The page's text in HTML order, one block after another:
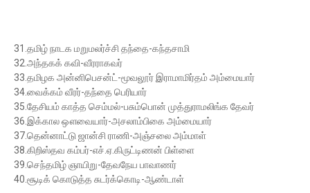
31.தமிழ் நாடக மறுமலர்ச்சி தந்தை-கந்தசாமி
32.அந்தகக் கவி-வீரராகவர்
33.தமிழக அன்னிபெசன்ட்-மூவலூர் இராமாமிர்தம் அம்மையார்
34.வைக்கம் வீரர்-தந்தை பெரியார்
35.தேசியம் காத்த செம்மல்-பசும்பொன் முத்துராமலிங்க தேவர்
36.இக்கால ஔவையார்-அசலாம்பிகை அம்மையார்
37.தென்னாட்டு ஜான்சி ராணி-அஞ்சலை அம்மாள்
38.கிறிஸ்தவ கம்பர்-எச்.ஏ.கிருட்டிணன் பிள்ளை
39.செந்தமிழ் ஞாயிறு-தேவநேய பாவாணர்
40.சூடிக் கொடுத்த சுடர்க்கொடி-ஆண்டாள்